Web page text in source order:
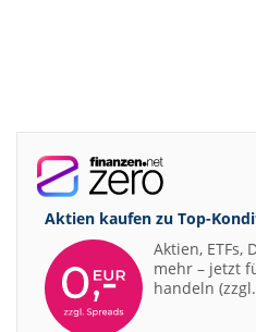
Aktien kaufen zu Top-
Aktien, ETFs,
mehr – jetzt
handeln